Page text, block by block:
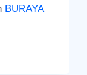
BURAYA